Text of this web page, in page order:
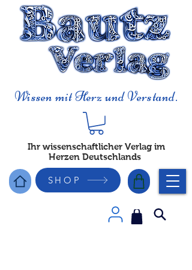
Wissen mit Herz und Verstand.
Ihr wissenschaftlicher Verlag im
Herzen Deutschlands
SHOP